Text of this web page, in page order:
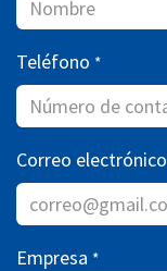
Teléfono *
Correo electrónico
Empresa *